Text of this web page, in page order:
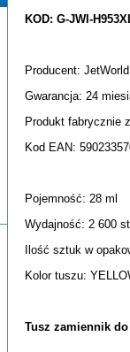
KOD: G-JWI-
Producent: JetWorld
Gwarancja: 24
Produkt fabrycznie
Kod EAN:
Pojemność: 28 ml
Wydajność: 2 600
Ilość sztuk w
Kolor tuszu:
Tusz zamiennik